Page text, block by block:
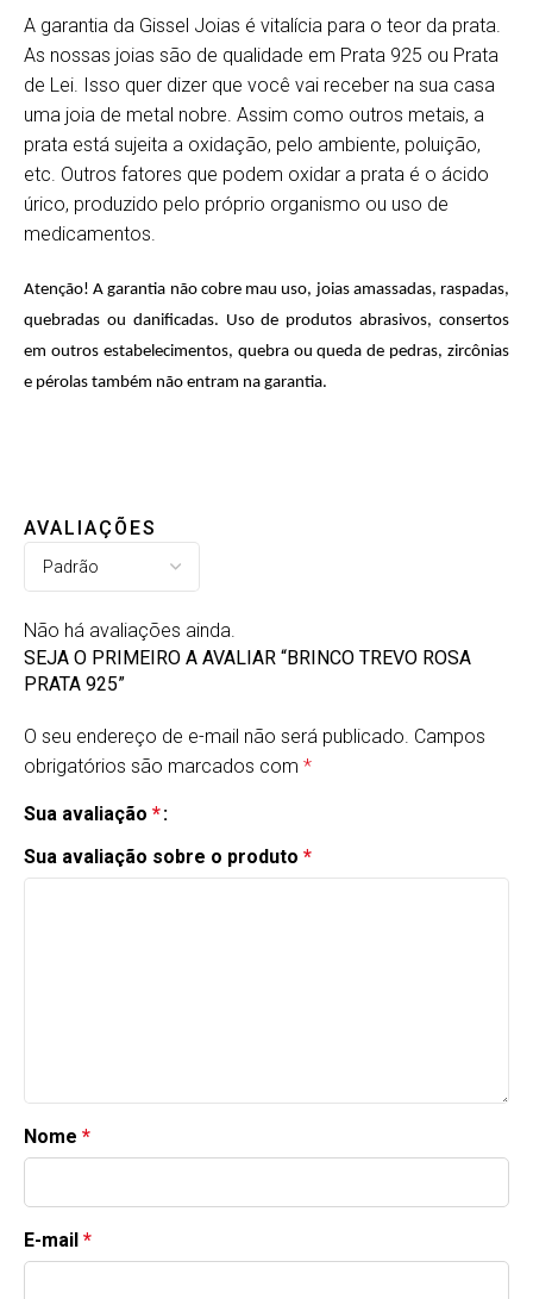
A garantia da Gissel Joias é vitalícia para o teor da prata.
As nossas joias são de qualidade em Prata 925 ou Prata
de Lei. Isso quer dizer que você vai receber na sua casa
uma joia de metal nobre. Assim como outros metais, a
prata está sujeita a oxidação, pelo ambiente, poluição,
etc. Outros fatores que podem oxidar a prata é o ácido
úrico, produzido pelo próprio organismo ou uso de
medicamentos.
Atenção! A garantia não cobre mau uso, joias amassadas, raspadas,
quebradas ou danificadas. Uso de produtos abrasivos, consertos
em outros estabelecimentos, quebra ou queda de pedras, zircônias
e pérolas também não entram na garantia.
AVALIAÇÕES
Não há avaliações ainda.
SEJA O PRIMEIRO A AVALIAR “BRINCO TREVO ROSA
PRATA 925”
O seu endereço de e-mail não será publicado. Campos
obrigatórios são marcados com *
Sua avaliação *
Sua avaliação sobre o produto *
Nome *
E-mail *
Alternative: